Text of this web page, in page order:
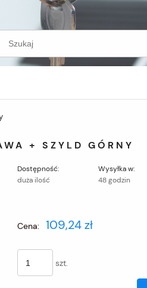
+ SZYLD GÓRNY
Dostępność:
duża ilość
Wysyłka w:
48 godzin
Cena: 109,24 zł
szt.